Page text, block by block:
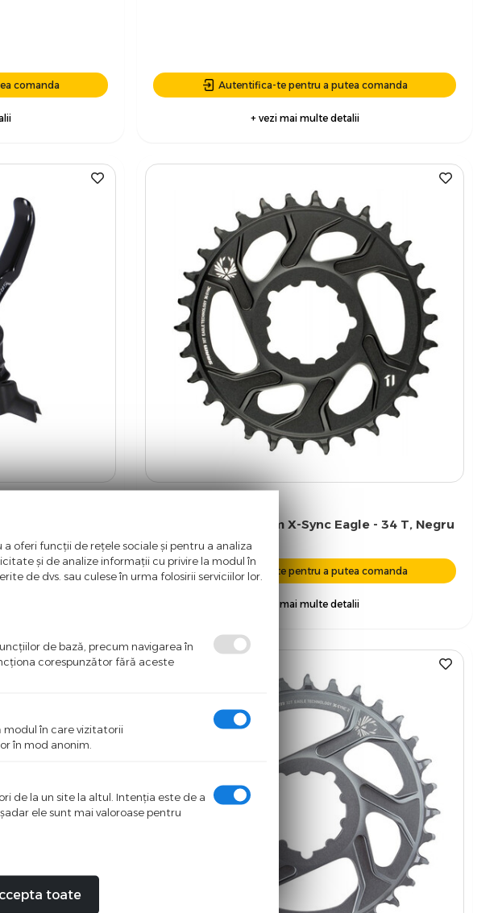
comanda Autentifica-te pentru a putea comanda
+ vezi mai multe detalii
comanda
Foaie Angrenaj Sram X-Sync Eagle - 34 T, Negru
Autentifica-te pentru a putea comanda
+ vezi mai multe detalii
oferi funcții de rețele sociale și pentru a analiza
și de analize informații cu privire la modul în
de dvs. sau culese în urma folosirii serviciilor lor.
de bază, precum navigarea în
corespunzător fără aceste
modul în care vizitatorii
în mod anonim.
de la un site la altul. Intenţia este de a
ele sunt mai valoroase pentru
toate